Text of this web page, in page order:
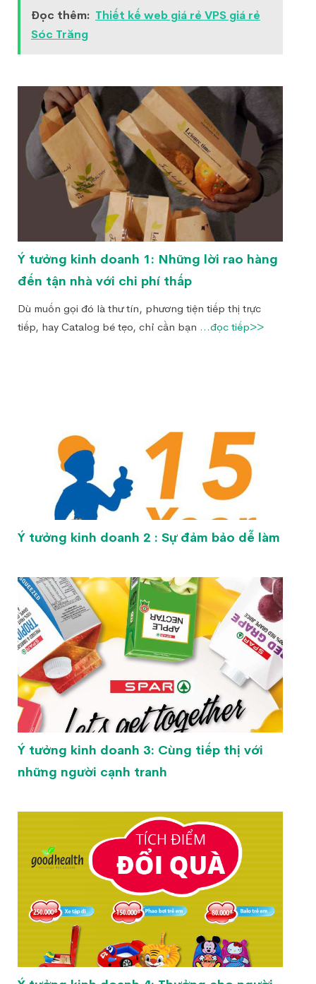
Đọc thêm: Thiết kế web giá rẻ VPS giá rẻ
Sóc Trăng
Ý tưởng kinh doanh 1: Những lời rao hàng
đến tận nhà với chi phí thấp
Dù muốn gọi đó là thư tín, phương tiện tiếp thị trực
tiếp, hay Catalog bé tẹo, chỉ cần bạn ...đọc tiếp>>
Ý tưởng kinh doanh 2 : Sự đảm bảo dễ làm
Ý tưởng kinh doanh 3: Cùng tiếp thị với
những người cạnh tranh